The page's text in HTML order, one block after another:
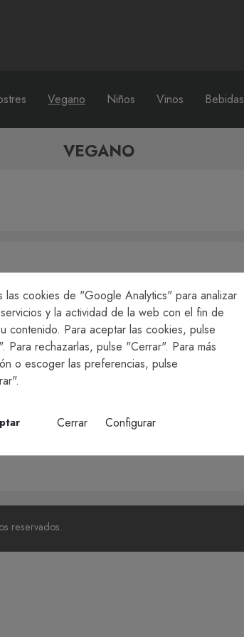
Vegano Niños Vinos Bebidas
VEGANO
reservados.
las cookies de "Google Analytics" para analizar
y la actividad de la web con el fin de
contenido. Para aceptar las cookies, pulse
Para rechazarlas, pulse "Cerrar". Para más
o escoger las preferencias, pulse
Cerrar Configurar